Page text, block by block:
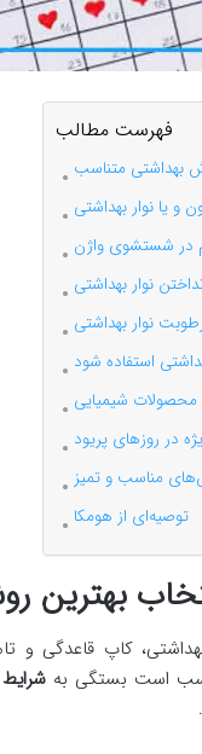
فهرست مطالب
بهداشتی متناسب
یا نوار بهداشتی
در شستشوی واژن
نوار بهداشتی
نوار بهداشتی
استفاده شود
محصولات شیمیایی
در روزهای پریود
مناسب و تمیز
توصیه‌ای از هومکا
بهترین
کاپ قاعدگی
است بستگی به